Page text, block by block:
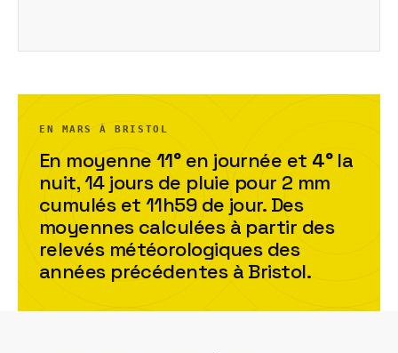
EN MARS À BRISTOL
En moyenne 11°en journée et 4°la
nuit,14joursde pluie pour 2 mm
cumulés et 11h59de jour. Des
moyennes calculées à partir des
relevés météorologiques des
années précédentes à Bristol.